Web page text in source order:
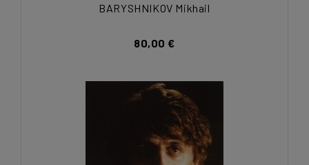
BARYSHNIKOV Mikhail
80,00 €